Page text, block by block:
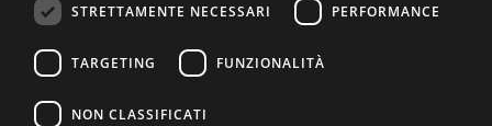
Un pò di foto! @marcosic_fondazione
STRETTAMENTE NECESSARI PERFORMANCE
TARGETING FUNZIONALITÀ
NON CLASSIFICATI